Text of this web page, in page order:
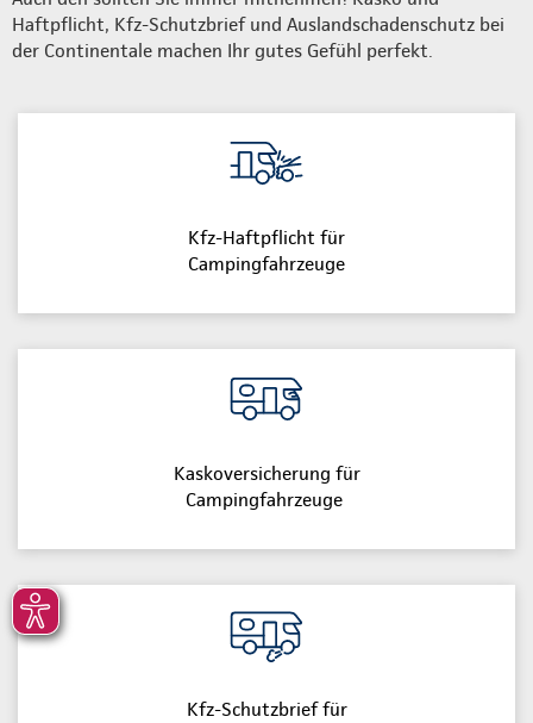
Haftpflicht, Kfz-Schutzbrief und Auslandschadenschutz bei
der Continentale machen Ihr gutes Gefühl perfekt.
Kfz-Haftpflicht für
Campingfahrzeuge
Kaskoversicherung für
Campingfahrzeuge
Kfz-Schutzbrief für